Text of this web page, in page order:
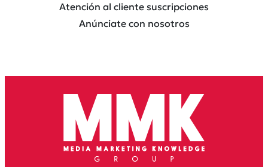
Atención al cliente suscripciones
Anúnciate con nosotros